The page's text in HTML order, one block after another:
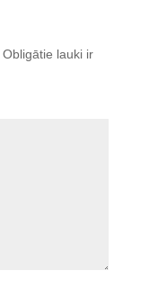
Obligātie lauki ir